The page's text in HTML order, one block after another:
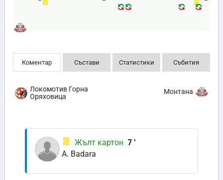
Коментар Състави Статистики Събития
Локомотив Горна
Оряховица
Монтана
Жълт картон 7'
A. Badara